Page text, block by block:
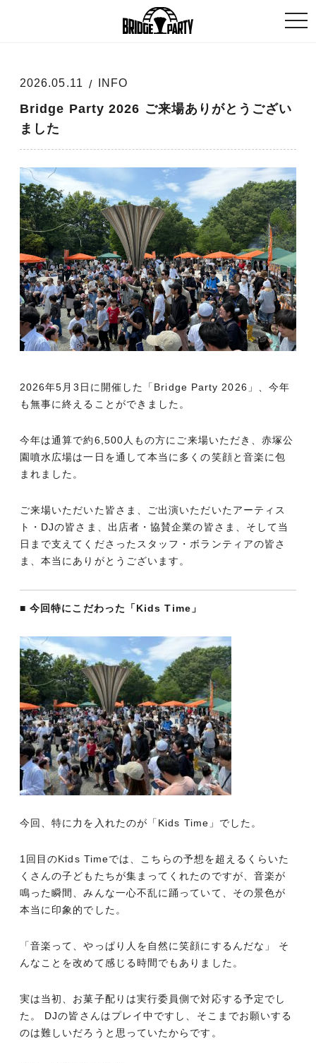
2026.05.11 INFO
Bridge Party 2026 ご来場ありがとうござい
ました
2026年5月3日に開催した「Bridge Party 2026」、今年
も無事に終えることができました。
今年は通算で約6,500人もの方にご来場いただき、赤塚公
園噴水広場は一日を通して本当に多くの笑顔と音楽に包
まれました。
ご来場いただいた皆さま、ご出演いただいたアーティス
ト・DJの皆さま、出店者・協賛企業の皆さま、そして当
日まで支えてくださったスタッフ・ボランティアの皆さ
ま、本当にありがとうございます。
■ 今回特にこだわった「Kids Time」
今回、特に力を入れたのが「Kids Time」でした。
1回目のKids Timeでは、こちらの予想を超えるくらいた
くさんの子どもたちが集まってくれたのですが、音楽が
鳴った瞬間、みんな一心不乱に踊っていて、その景色が
本当に印象的でした。
「音楽って、やっぱり人を自然に笑顔にするんだな」 そ
んなことを改めて感じる時間でもありました。
実は当初、お菓子配りは実行委員側で対応する予定でし
た。 DJの皆さんはプレイ中ですし、そこまでお願いする
のは難しいだろうと思っていたからです。